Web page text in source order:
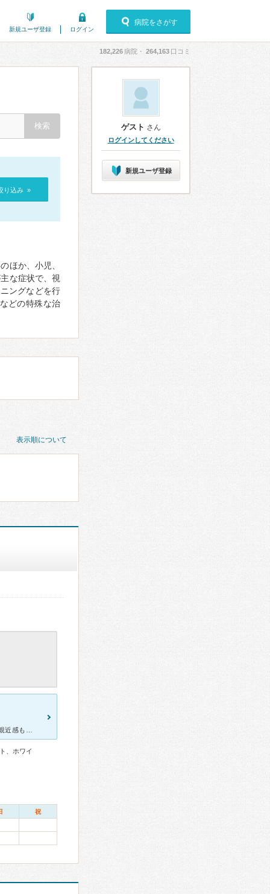
新規ユーザ登録 ログイン
病院をさがす
182,226病院・ 264,163 口コミ
り込み »
ほか、小児、
な症状で、視
ングなどを行
どの特殊な治
表示順について
、ホワイ
祝
ゲスト さん
ログインしてください
新規ユーザ登録